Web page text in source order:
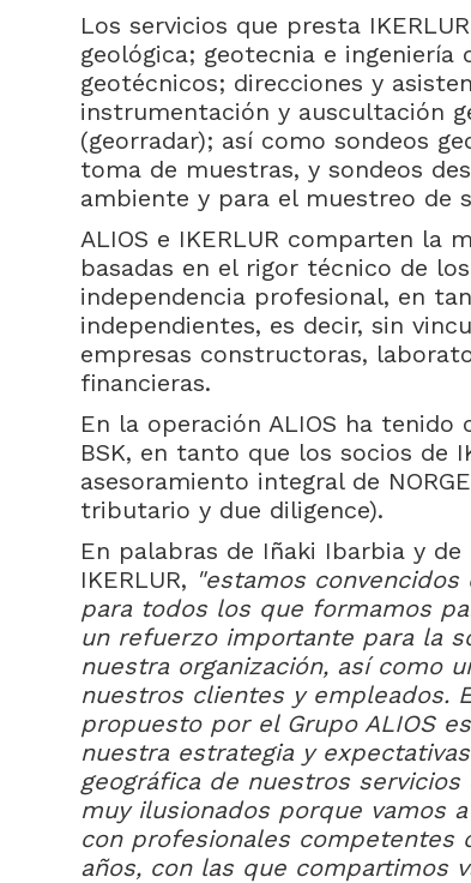
Los servicios que presta
geológica; geotecnia e
geotécnicos; direcciones y
instrumentación y auscultación
(georradar); así como sondeos
toma de muestras, y sondeos
ambiente y para el muestreo de
ALIOS e IKERLUR comparten la
basadas en el rigor técnico de
independencia profesional, en
independientes, es decir, sin
empresas constructoras,
financieras.
En la operación ALIOS ha
BSK, en tanto que los socios de
asesoramiento integral de
tributario y due diligence).
En palabras de Iñaki Ibarbia y
IKERLUR, "estamos
para todos los que formamos
un refuerzo importante para la
nuestra organización, así como
nuestros clientes y empleados.
propuesto por el Grupo ALIOS
nuestra estrategia y
geográfica de nuestros
muy ilusionados porque vamos
con profesionales competentes
años, con las que compartimos